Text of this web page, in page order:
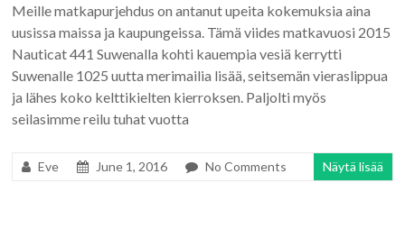
Meille matkapurjehdus on antanut upeita kokemuksia aina
uusissa maissa ja kaupungeissa. Tämä viides matkavuosi 2015
Nauticat 441 Suwenalla kohti kauempia vesiä kerrytti
Suwenalle 1025 uutta merimailia lisää, seitsemän vieraslippua
ja lähes koko kelttikielten kierroksen. Paljolti myös
seilasimme reilu tuhat vuotta
Eve June 1, 2016 No Comments Näytä lisää